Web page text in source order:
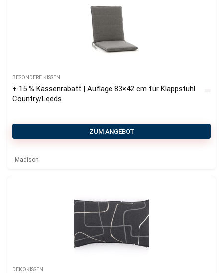
BESONDERE KISSEN
+ 15 % Kassenrabatt | Auflage 83×42 cm für Klappstuhl
Country/Leeds
ZUM ANGEBOT
Madison
DEKOKISSEN